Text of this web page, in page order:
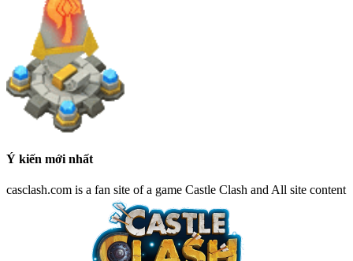
Ý kiến mới nhất
casclash.com is a fan site of a game Castle Clash and All site content